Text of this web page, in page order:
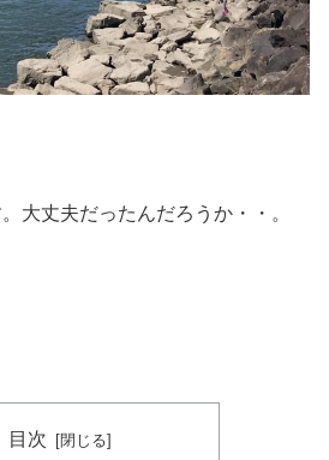
大丈夫だったんだろうか・・。
目次